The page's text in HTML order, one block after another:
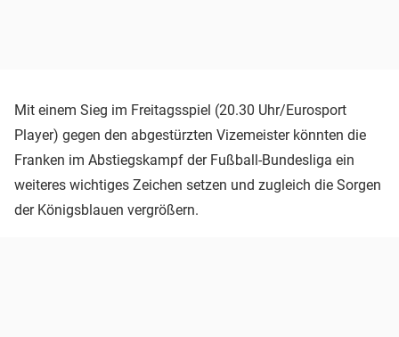
Mit einem Sieg im Freitagsspiel (20.30 Uhr/Eurosport
Player) gegen den abgestürzten Vizemeister könnten die
Franken im Abstiegskampf der Fußball-Bundesliga ein
weiteres wichtiges Zeichen setzen und zugleich die Sorgen
der Königsblauen vergrößern.